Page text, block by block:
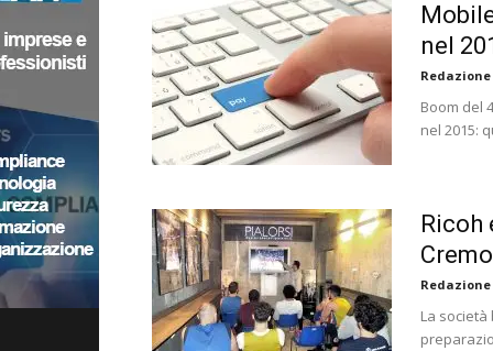
nel
Boom del
nel 2015:
Ricoh
La